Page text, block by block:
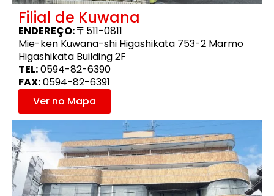
Filial de Kuwana
ENDEREÇO:〒511-0811
Mie-ken Kuwana-shi Higashikata 753-2 Marmo
Higashikata Building 2F
TEL:0594-82-6390
FAX:0594-82-6391
Ver no Mapa